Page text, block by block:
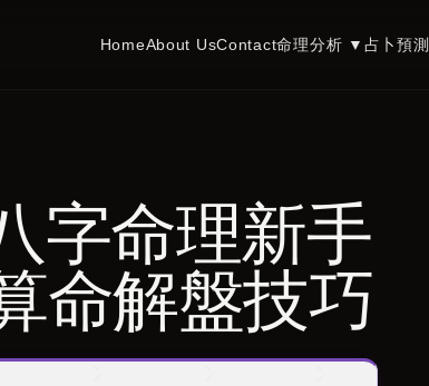
HomeAbout UsContact命理分析 ▼ 占卜預測
字命理新手
命解盤技巧